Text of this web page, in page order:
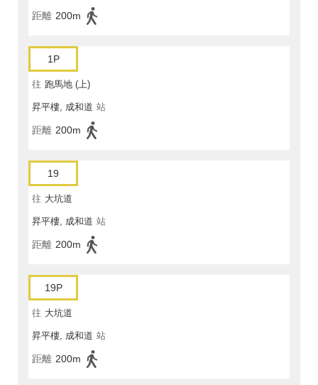
距離 200m
1P
往 跑馬地 (上)
昇平樓, 成和道 站
距離 200m
19
往 大坑道
昇平樓, 成和道 站
距離 200m
19P
往 大坑道
昇平樓, 成和道 站
距離 200m